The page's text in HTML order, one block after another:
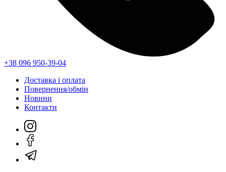
+38 096 950-39-04
Доставка і оплата
Повернення/обмін
Новини
Контакти